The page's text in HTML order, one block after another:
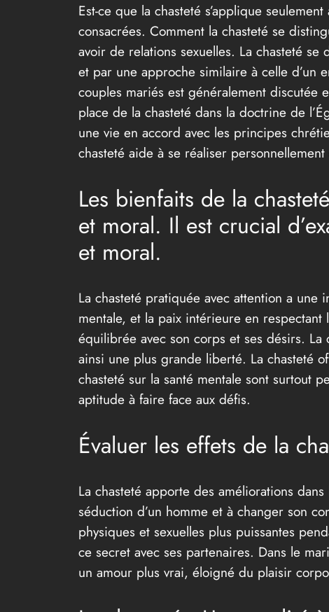
Est-ce que la chasteté s’applique
consacrées. Comment la chasteté se
avoir de relations sexuelles. La chasteté
et par une approche similaire à celle d’un
couples mariés est généralement discutée
place de la chasteté dans la doctrine de
une vie en accord avec les principes
chasteté aide à se réaliser
Les bienfaits de la
et moral. Il est crucial
et moral.
La chasteté pratiquée avec attention a
mentale, et la paix intérieure en
équilibrée avec son corps et ses désirs.
ainsi une plus grande liberté. La chasteté
chasteté sur la santé mentale sont surtout
aptitude à faire face aux défis.
Évaluer les effets de la
La chasteté apporte des améliorations
séduction d’un homme et à changer son
physiques et sexuelles plus puissantes
ce secret avec ses partenaires. Dans le
un amour plus vrai, éloigné du plaisir